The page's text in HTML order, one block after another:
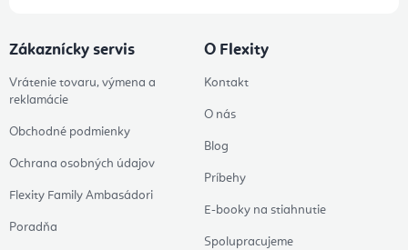
Zákaznícky servis
Vrátenie tovaru, výmena a
reklamácie
Obchodné podmienky
Ochrana osobných údajov
Flexity Family Ambasádori
Poradňa
O Flexity
Kontakt
O nás
Blog
Príbehy
E-booky na stiahnutie
Spolupracujeme